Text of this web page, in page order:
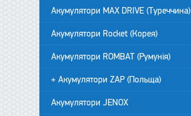
Акумулятори MAX DRIVE (Туреччина)
Акумулятори Rocket (Корея)
Акумулятори ROMBAT (Румунія)
+ Акумулятори ZAP (Польща)
Акумулятори JENOX